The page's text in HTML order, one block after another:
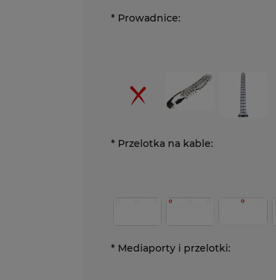
* Prowadnice:
* Przelotka na kable:
* Mediaporty i przelotki: